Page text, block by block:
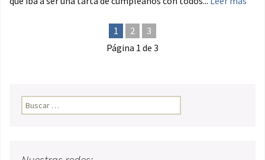
1 2
3
Página 1 de 3
Buscar: